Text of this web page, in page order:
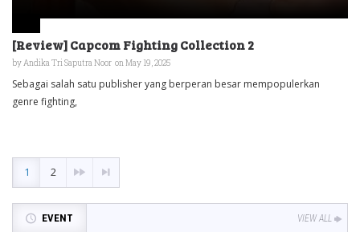
[Review] Capcom Fighting Collection 2
byAndika Tri Saputra Noor on May 19, 2025
Sebagai salah satu publisher yang berperan besar mempopulerkan
genre fighting,
1 2
EVENT VIEW ALL